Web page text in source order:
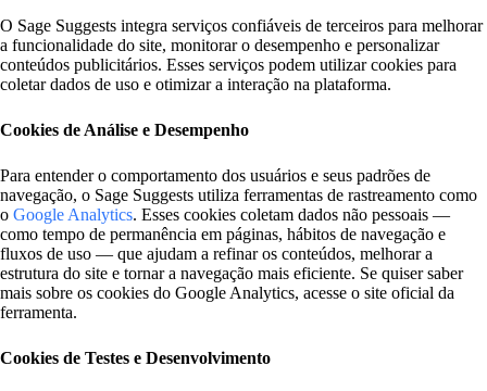
O Sage Suggests integra serviços confiáveis de terceiros para melhorar
a funcionalidade do site, monitorar o desempenho e personalizar
conteúdos publicitários. Esses serviços podem utilizar cookies para
coletar dados de uso e otimizar a interação na plataforma.
Cookies de Análise e Desempenho
Para entender o comportamento dos usuários e seus padrões de
navegação, o Sage Suggests utiliza ferramentas de rastreamento como
o Google Analytics. Esses cookies coletam dados não pessoais —
como tempo de permanência em páginas, hábitos de navegação e
fluxos de uso — que ajudam a refinar os conteúdos, melhorar a
estrutura do site e tornar a navegação mais eficiente. Se quiser saber
mais sobre os cookies do Google Analytics, acesse o site oficial da
ferramenta.
Cookies de Testes e Desenvolvimento